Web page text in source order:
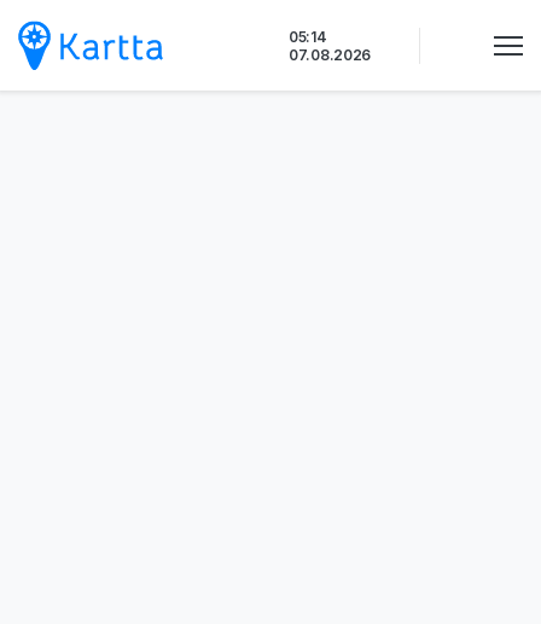
sisältöön
05:14
07.08.2026